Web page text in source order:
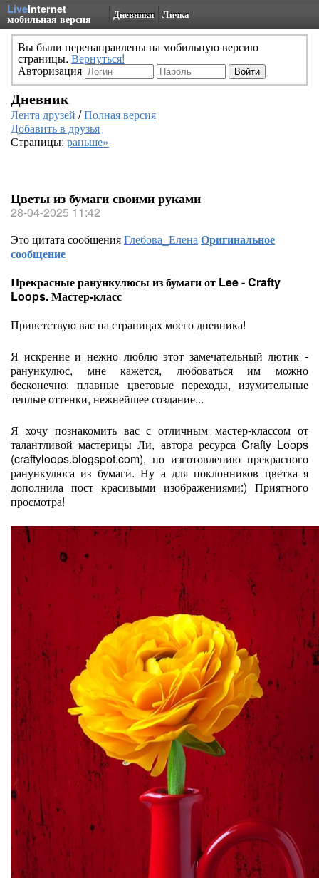
LiveInternet
мобильная версия Дневники Личка
Вы были перенаправлены на мобильную версию
страницы. Вернуться!
Авторизация
Дневник
Лента друзей /Полная версия
Добавить в друзья
Страницы: раньше»
Цветы из бумаги своими руками
28-04-2025 11:42
Это цитата сообщенияГлебова_ЕленаОригинальное
сообщение
Прекрасные ранункулюсы из бумаги от Lee - Crafty
Loops. Мастер-класс
Приветствую вас на страницах моего дневника!
Я искренне и нежно люблю этот замечательный лютик -
ранункулюс, мне кажется, любоваться им можно
бесконечно: плавные цветовые переходы, изумительные
теплые оттенки, нежнейшее создание...
Я хочу познакомить вас с отличным мастер-классом от
талантливой мастерицы Ли, автора ресурса Crafty Loops
(craftyloops.blogspot.com), по изготовлению прекрасного
ранункулюса из бумаги. Ну а для поклонников цветка я
дополнила пост красивыми изображениями:) Приятного
просмотра!